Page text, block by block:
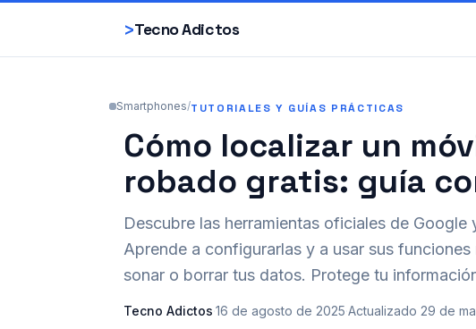
>Tecno Adictos
Smartphones/TUTORIALES Y GUÍAS PRÁCTICAS
Cómo localizar un
robado gratis: guía
Descubre las herramientas oficiales de
Aprende a configurarlas y a usar sus
sonar o borrar tus datos. Protege tu
Tecno Adictos·16 de agosto de 2025·Actualizado 29 de